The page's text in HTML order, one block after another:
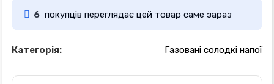
6 покупців переглядає цей товар саме зараз
Категорія: Газовані солодкі напої